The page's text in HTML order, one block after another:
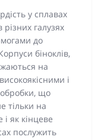
у сплавах
галузях
до
біноклів,
на
і
що
тільки на
як кінцеве
послужить